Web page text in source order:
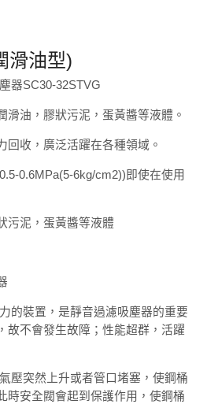
滑油型)
器SC30-32STVG
滑油，膠狀污泥，蛋黃醬等液體。
回收，廣泛活躍在各種領域。
0.6MPa(5-6kg/cm2))即使在使用
污泥，蛋黃醬等液體
的裝置，是靜音過濾吸塵器的重要
故不會發生故障；性能超群，活躍
壓突然上升或者管口堵塞，使鋼桶
時安全閥會起到保護作用，使鋼桶